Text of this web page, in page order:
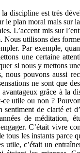
discipline est très
le plan moral mais sur
L’accent mis sur
Nous utilisons des
Par exemple,
une certaine
si nous y mettons
nous pouvons aussi
ne sont que
grâce à la
ce utile ou non ?
sentiment de clarté et
de méditation,
C’était vivre
tous les instants parce
utile, c’était un